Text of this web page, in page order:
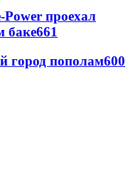
проехал
баке661
город пополам600